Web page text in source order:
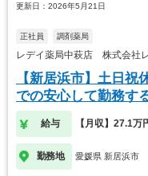
更新日：2026年5月21日
正社員 調剤薬局
レデイ薬局中萩店 株式会社
【新居浜市】土日
での安心して勤務す
給与 【月収】27.1万
勤務地 愛媛県 新居浜市